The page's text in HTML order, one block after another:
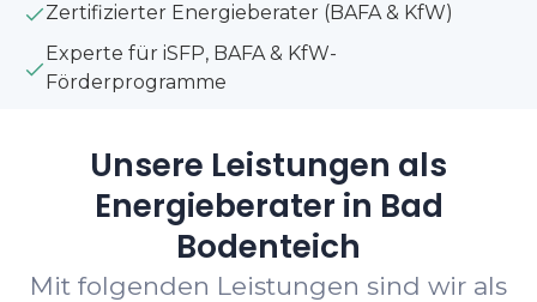
Zertifizierter Energieberater (BAFA & KfW)
Experte für iSFP, BAFA & KfW-
Förderprogramme
Unsere Leistungen als
Energieberater in Bad
Bodenteich
Mit folgenden Leistungen sind wir als